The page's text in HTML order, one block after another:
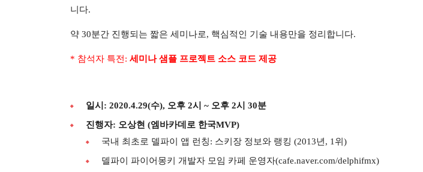
니다.
약 30분간 진행되는 짧은 세미나로, 핵심적인 기술 내용만을 정리합니다.
* 참석자 특전: 세미나 샘플 프로젝트 소스 코드 제공
일시: 2020.4.29(수), 오후 2시 ~ 오후 2시 30분
진행자: 오상현 (엠바카데로 한국MVP)
국내 최초로 델파이 앱 런칭: 스키장 정보와 랭킹 (2013년, 1위)
델파이 파이어몽키 개발자 모임 카페 운영자(cafe.naver.com/delphifmx)